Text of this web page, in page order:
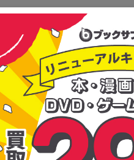
れ続けている買取・販売の専
出している会社です。